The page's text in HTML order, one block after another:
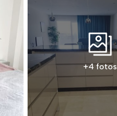
+4 fotos